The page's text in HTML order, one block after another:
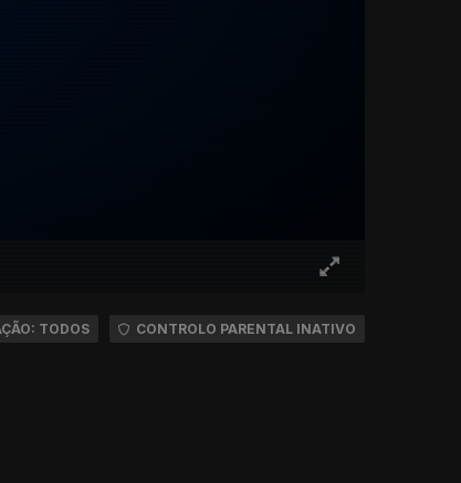
TODOS CONTROLO PARENTAL INATIVO